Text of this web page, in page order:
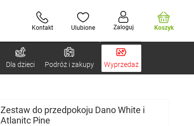
Kontakt Ulubione Zaloguj Koszyk
Dla dzieci Podróż i zakupy Wyprzedaż
Zestaw do przedpokoju Dano White i
Atlanitc Pine